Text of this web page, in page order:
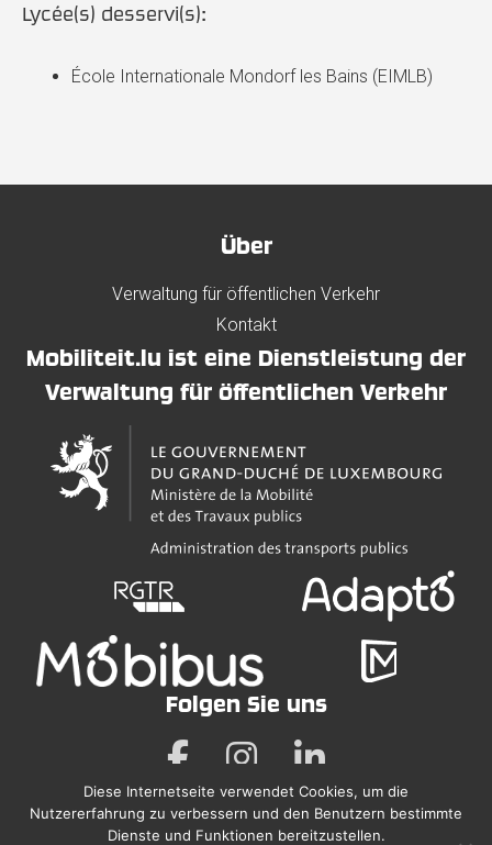
Lycée(s) desservi(s):
École Internationale Mondorf les Bains (EIMLB)
Über
Verwaltung für öffentlichen Verkehr
Kontakt
Mobiliteit.lu ist eine Dienstleistung der
Verwaltung für öffentlichen Verkehr
Folgen Sie uns
Rechtliche Hinweise
Diese Internetseite verwendet Cookies, um die
Nutzererfahrung zu verbessern und den Benutzern bestimmte
Dienste und Funktionen bereitzustellen.